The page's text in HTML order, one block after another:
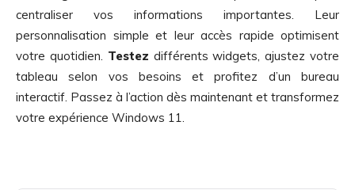
centraliser vos informations importantes. Leur
personnalisation simple et leur accès rapide optimisent
votre quotidien. Testez différents widgets, ajustez votre
tableau selon vos besoins et profitez d’un bureau
interactif. Passez à l’action dès maintenant et transformez
votre expérience Windows 11.